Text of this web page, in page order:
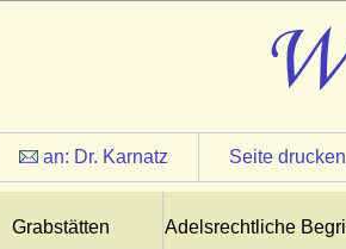
an: Dr. Karnatz Seite drucken
Grabstätten Adelsrechtliche